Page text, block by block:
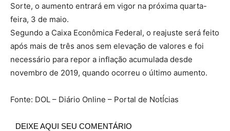
Sorte, o aumento entrará em vigor na próxima quarta-
feira, 3 de maio.
Segundo a Caixa Econômica Federal, o reajuste será feito
após mais de três anos sem elevação de valores e foi
necessário para repor a inflação acumulada desde
novembro de 2019, quando ocorreu o último aumento.
Fonte: DOL – Diário Online – Portal de NotÍcias
DEIXE AQUI SEU COMENTÁRIO